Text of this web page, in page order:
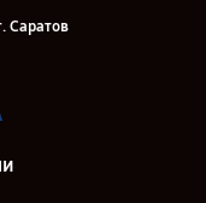
Саратов
Киров